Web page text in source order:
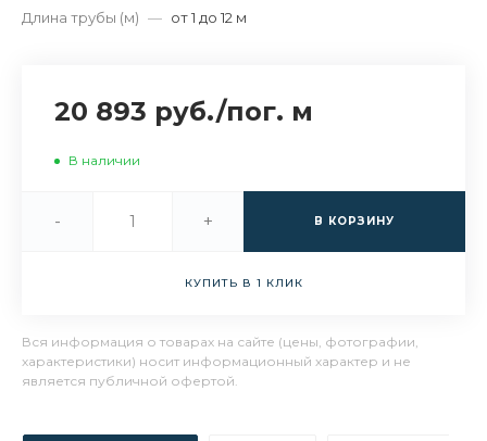
Длина трубы (м) — от 1 до 12 м
20 893 руб./пог. м
В наличии
- + В КОРЗИНУ
КУПИТЬ В 1 КЛИК
Вся информация о товарах на сайте (цены, фотографии,
характеристики) носит информационный характер и не
является публичной офертой.